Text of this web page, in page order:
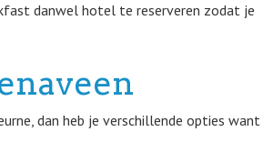
danwel hotel te reserveren zodat je
dan heb je verschillende opties want